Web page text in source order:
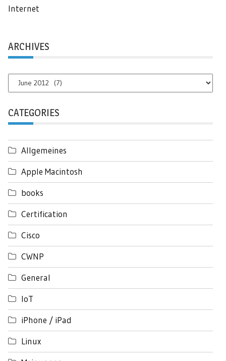
Internet
ARCHIVES
Archives
CATEGORIES
Allgemeines
Apple Macintosh
books
Certification
Cisco
CWNP
General
IoT
iPhone / iPad
Linux